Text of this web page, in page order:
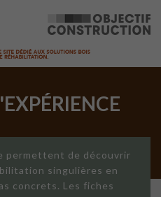
permettent de découvrir
singulières en
concrets. Les fiches